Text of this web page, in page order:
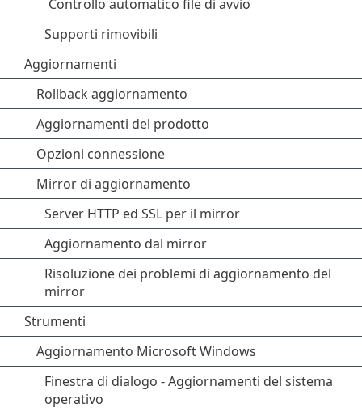
Controllo automatico file di avvio
Supporti rimovibili
Aggiornamenti
Rollback aggiornamento
Aggiornamenti del prodotto
Opzioni connessione
Mirror di aggiornamento
Server HTTP ed SSL per il mirror
Aggiornamento dal mirror
Risoluzione dei problemi di aggiornamento del
mirror
Strumenti
Aggiornamento Microsoft Windows
Finestra di dialogo - Aggiornamenti del sistema
operativo